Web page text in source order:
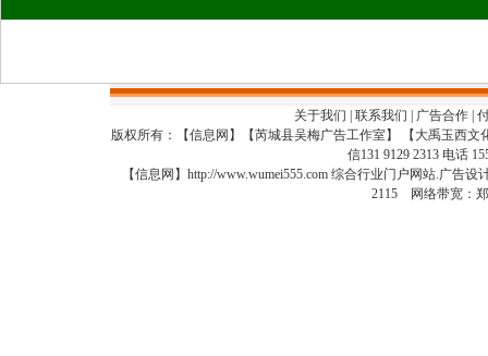
关于我们 联系我们 广告合作
版权所有：【信息网】【芮城县吴梅广告工作室】 【大禹玉西
信131 9129 2313 电话
【信息网】http://www.wumei555.com 综合行业门户网站.广告
2115 网络带宽：郑